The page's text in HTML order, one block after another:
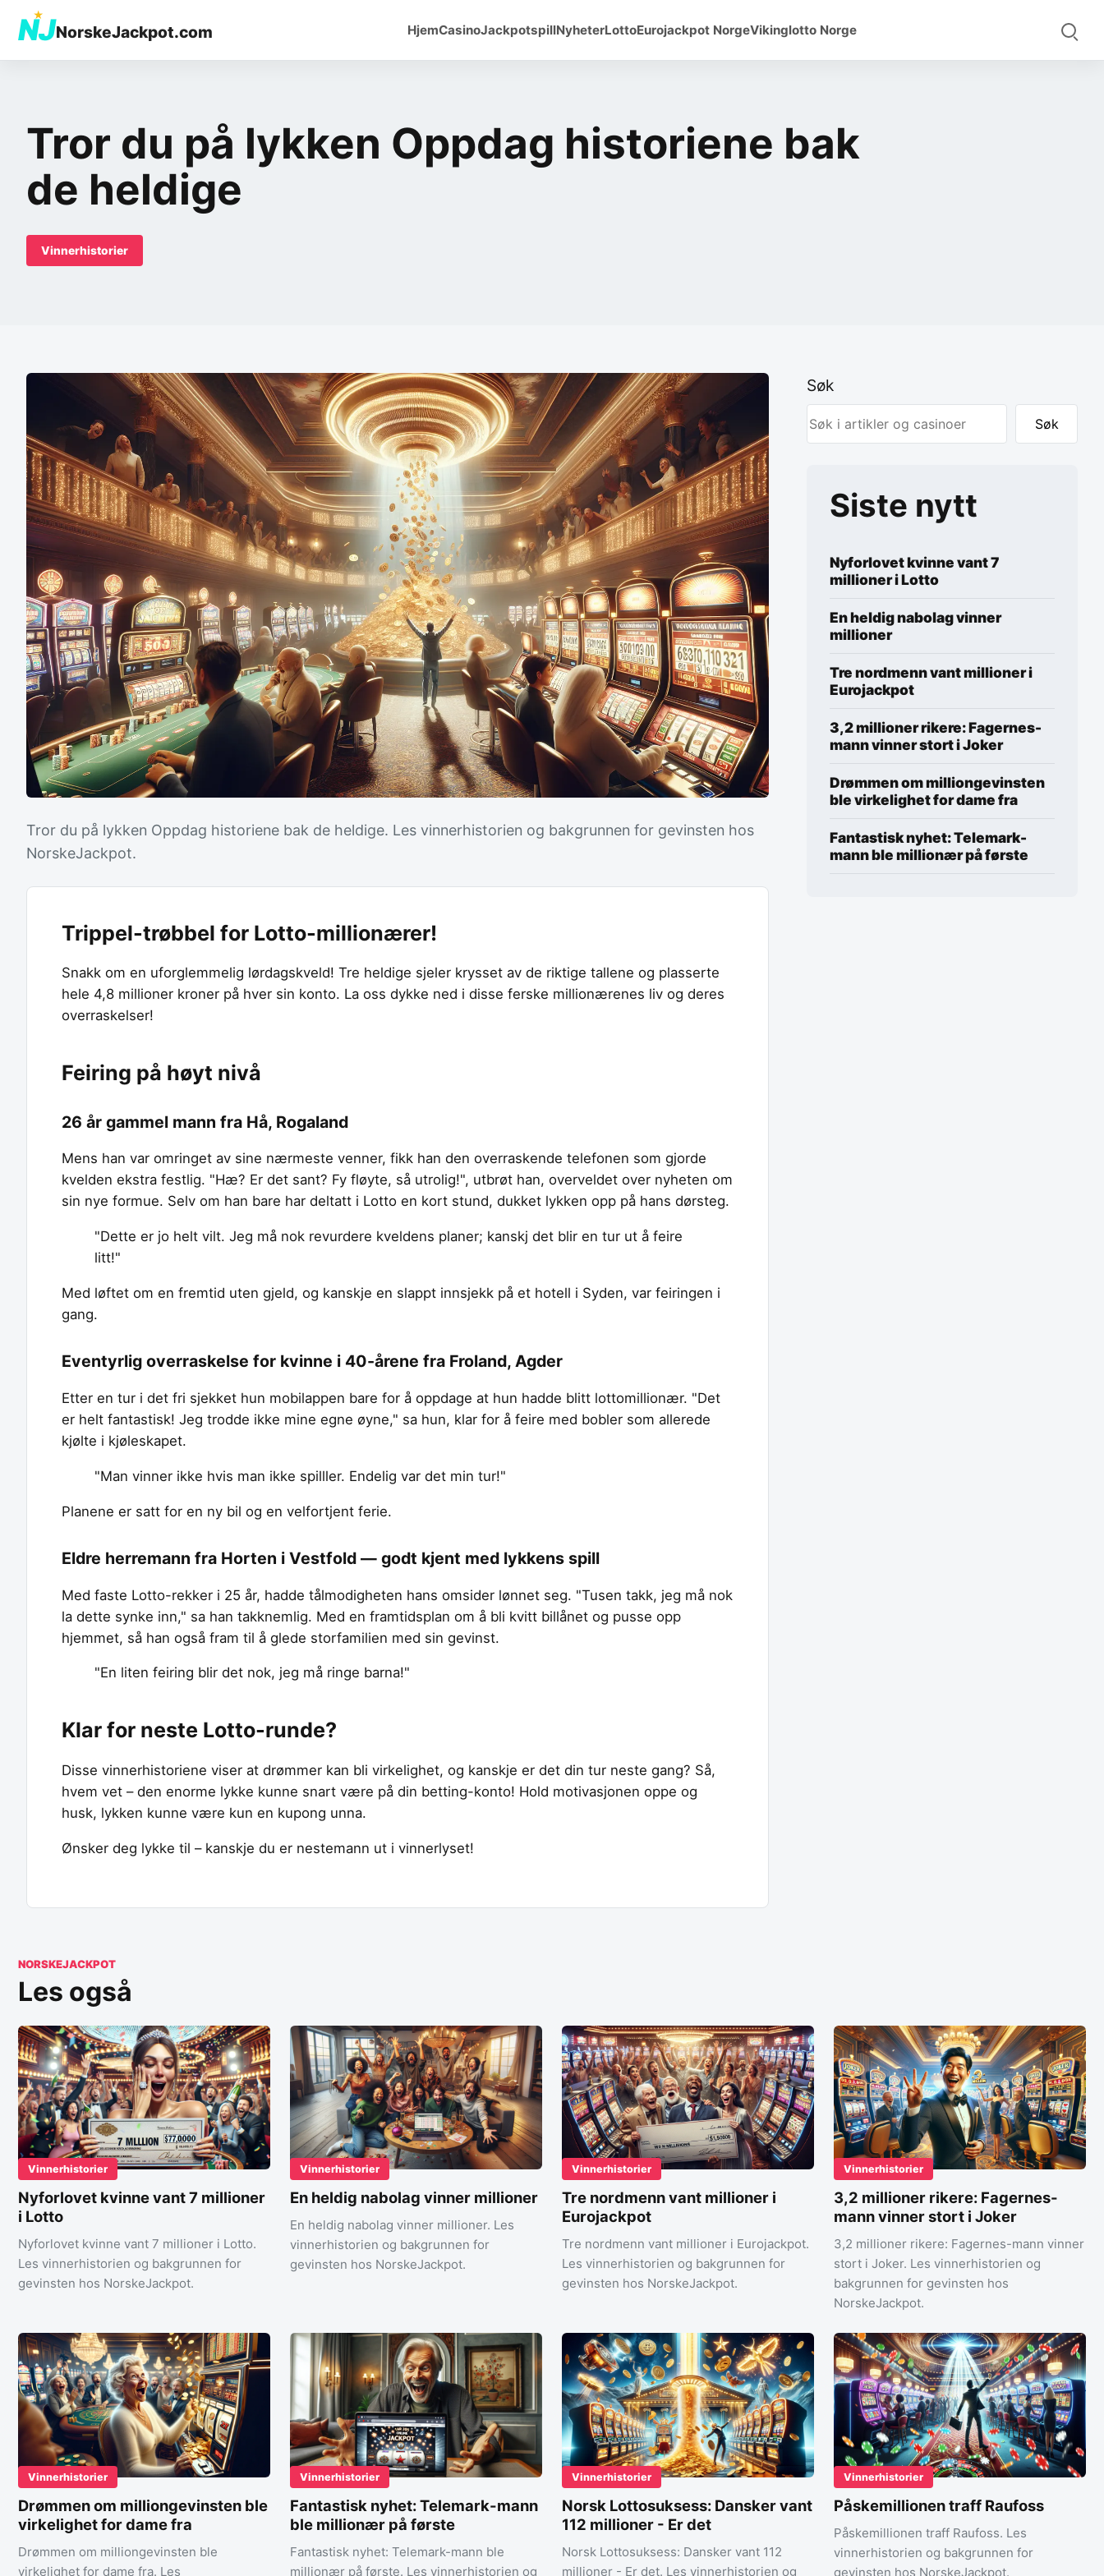
NJ
★
NorskeJackpot.com HjemCasinoJackpotspillNyheterLottoEurojackpot NorgeVikinglotto Norge
Tror du på lykken Oppdag historiene bak
de heldige
Vinnerhistorier
Tror du på lykken Oppdag historiene bak de heldige. Les vinnerhistorien og bakgrunnen for gevinsten hos
NorskeJackpot.
Trippel-trøbbel for Lotto-millionærer!
Snakk om en uforglemmelig lørdagskveld! Tre heldige sjeler krysset av de riktige tallene og plasserte
hele 4,8 millioner kroner på hver sin konto. La oss dykke ned i disse ferske millionærenes liv og deres
overraskelser!
Feiring på høyt nivå
26 år gammel mann fra Hå, Rogaland
Mens han var omringet av sine nærmeste venner, fikk han den overraskende telefonen som gjorde
kvelden ekstra festlig. "Hæ? Er det sant? Fy fløyte, så utrolig!", utbrøt han, overveldet over nyheten om
sin nye formue. Selv om han bare har deltatt i Lotto en kort stund, dukket lykken opp på hans dørsteg.
"Dette er jo helt vilt. Jeg må nok revurdere kveldens planer; kanskj det blir en tur ut å feire
litt!"
Med løftet om en fremtid uten gjeld, og kanskje en slappt innsjekk på et hotell i Syden, var feiringen i
gang.
Eventyrlig overraskelse for kvinne i 40-årene fra Froland, Agder
Etter en tur i det fri sjekket hun mobilappen bare for å oppdage at hun hadde blitt lottomillionær. "Det
er helt fantastisk! Jeg trodde ikke mine egne øyne," sa hun, klar for å feire med bobler som allerede
kjølte i kjøleskapet.
"Man vinner ikke hvis man ikke spilller. Endelig var det min tur!"
Planene er satt for en ny bil og en velfortjent ferie.
Eldre herremann fra Horten i Vestfold — godt kjent med lykkens spill
Med faste Lotto-rekker i 25 år, hadde tålmodigheten hans omsider lønnet seg. "Tusen takk, jeg må nok
la dette synke inn," sa han takknemlig. Med en framtidsplan om å bli kvitt billånet og pusse opp
hjemmet, så han også fram til å glede storfamilien med sin gevinst.
"En liten feiring blir det nok, jeg må ringe barna!"
Klar for neste Lotto-runde?
Disse vinnerhistoriene viser at drømmer kan bli virkelighet, og kanskje er det din tur neste gang? Så,
hvem vet – den enorme lykke kunne snart være på din betting-konto! Hold motivasjonen oppe og
husk, lykken kunne være kun en kupong unna.
Ønsker deg lykke til – kanskje du er nestemann ut i vinnerlyset!
Søk
Søk
Siste nytt
Nyforlovet kvinne vant 7
millioner i Lotto
En heldig nabolag vinner
millioner
Tre nordmenn vant millioner i
Eurojackpot
3,2 millioner rikere: Fagernes-
mann vinner stort i Joker
Drømmen om milliongevinsten
ble virkelighet for dame fra
Fantastisk nyhet: Telemark-
mann ble millionær på første
NORSKEJACKPOT
Les også
Vinnerhistorier
Nyforlovet kvinne vant 7 millioner
i Lotto
Nyforlovet kvinne vant 7 millioner i Lotto.
Les vinnerhistorien og bakgrunnen for
gevinsten hos NorskeJackpot.
Vinnerhistorier
En heldig nabolag vinner millioner
En heldig nabolag vinner millioner. Les
vinnerhistorien og bakgrunnen for
gevinsten hos NorskeJackpot.
Vinnerhistorier
Tre nordmenn vant millioner i
Eurojackpot
Tre nordmenn vant millioner i Eurojackpot.
Les vinnerhistorien og bakgrunnen for
gevinsten hos NorskeJackpot.
Vinnerhistorier
3,2 millioner rikere: Fagernes-
mann vinner stort i Joker
3,2 millioner rikere: Fagernes-mann vinner
stort i Joker. Les vinnerhistorien og
bakgrunnen for gevinsten hos
NorskeJackpot.
Vinnerhistorier
Drømmen om milliongevinsten ble
virkelighet for dame fra
Drømmen om milliongevinsten ble
virkelighet for dame fra. Les
Vinnerhistorier
Fantastisk nyhet: Telemark-mann
ble millionær på første
Fantastisk nyhet: Telemark-mann ble
millionær på første. Les vinnerhistorien og
Vinnerhistorier
Norsk Lottosuksess: Dansker vant
112 millioner - Er det
Norsk Lottosuksess: Dansker vant 112
millioner - Er det. Les vinnerhistorien og
Vinnerhistorier
Påskemillionen traff Raufoss
Påskemillionen traff Raufoss. Les
vinnerhistorien og bakgrunnen for
gevinsten hos NorskeJackpot.